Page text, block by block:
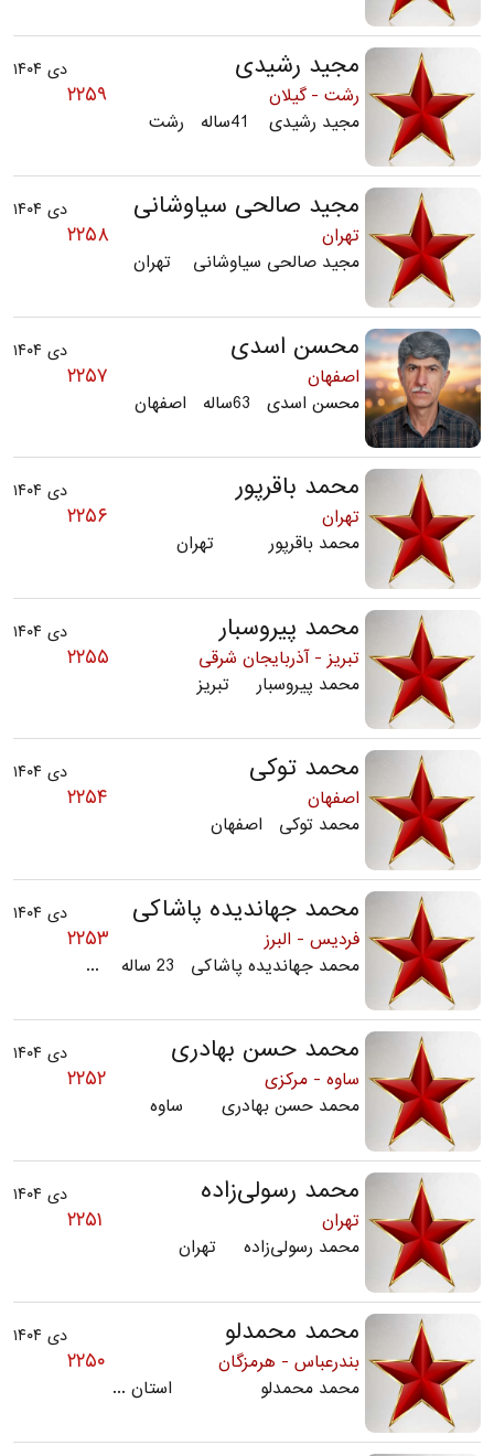
دی ۱۴۰۴ مجید رشیدی
۲۲۵۹
رشت - گیلان
مجید رشیدی 41ساله رشت
دی ۱۴۰۴ مجید صالحی سیاوشانی
۲۲۵۸
تهران
مجید صالحی سیاوشانی تهران
دی ۱۴۰۴ محسن اسدی
۲۲۵۷
اصفهان
محسن اسدی 63ساله اصفهان
دی ۱۴۰۴ محمد باقرپور
۲۲۵۶
تهران
محمد باقرپور تهران
دی ۱۴۰۴ محمد پیروسبار
۲۲۵۵
تبریز - آذربایجان شرقی
محمد پیروسبار تبریز
دی ۱۴۰۴ محمد توکی
۲۲۵۴
اصفهان
محمد توکی اصفهان
دی ۱۴۰۴ محمد جهاندیده پاشاکی
۲۲۵۳
فردیس - البرز
محمد جهاندیده پاشاکی 23 ساله ...
دی ۱۴۰۴ محمد حسن بهادری
۲۲۵۲
ساوه - مرکزی
محمد حسن بهادری ساوه
دی ۱۴۰۴ محمد رسولی‌زاده
۲۲۵۱
تهران
محمد رسولی‌زاده تهران
دی ۱۴۰۴ محمد محمدلو
۲۲۵۰
بندرعباس - هرمزگان
محمد محمدلو استان ...